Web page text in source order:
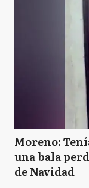
Moreno:
una bala
de Navidad